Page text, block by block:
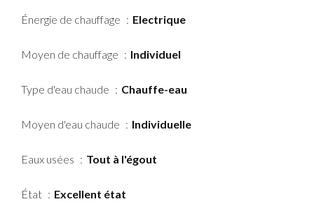
Énergie de chauffage Electrique
Moyen de chauffage Individuel
Type d'eau chaude Chauffe-eau
Moyen d'eau chaude Individuelle
Eaux usées Tout à l'égout
État Excellent état